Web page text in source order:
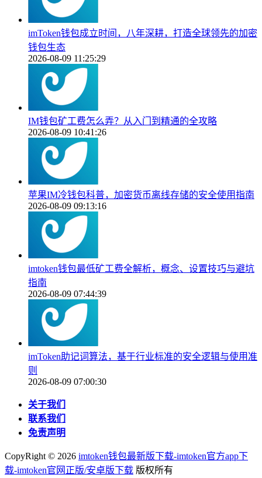
imToken钱包成立时间，八年深耕，打造全球领先的加密
钱包生态
2026-08-09 11:25:29
IM钱包矿工费怎么弄？从入门到精通的全攻略
2026-08-09 10:41:26
苹果IM冷钱包科普，加密货币离线存储的安全使用指南
2026-08-09 09:13:16
imtoken钱包最低矿工费全解析，概念、设置技巧与避坑
指南
2026-08-09 07:44:39
imToken助记词算法，基于行业标准的安全逻辑与使用准
则
2026-08-09 07:00:30
关于我们
联系我们
免责声明
CopyRight © 2026 imtoken钱包最新版下载-imtoken官方app下
载-imtoken官网正版/安卓版下载 版权所有